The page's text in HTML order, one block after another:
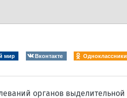
мир Вконтакте Одноклассники
органов выделительной